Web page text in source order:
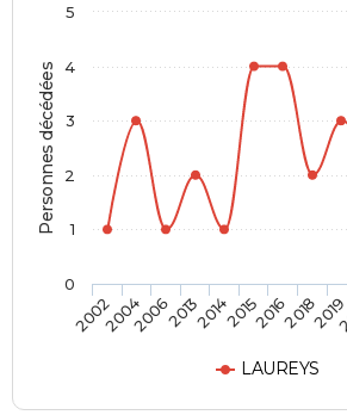
Personnes décédées
LAUREYS
20022004200620132014201520162018
0
1
2
3
4
5